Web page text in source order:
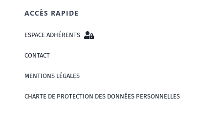
ACCÈS RAPIDE
ESPACE ADHÉRENTS
CONTACT
MENTIONS LÉGALES
CHARTE DE PROTECTION DES DONNÉES PERSONNELLES